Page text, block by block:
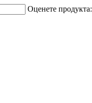
Оценете продукта: